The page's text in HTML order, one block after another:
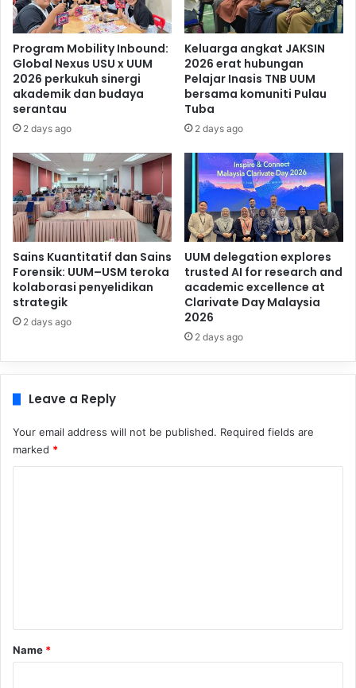
Program Mobility Inbound:
Global Nexus USU x UUM
2026 perkukuh sinergi
akademik dan budaya
serantau
2 days ago
Keluarga angkat JAKSIN
2026 erat hubungan
Pelajar Inasis TNB UUM
bersama komuniti Pulau
Tuba
2 days ago
Sains Kuantitatif dan Sains
Forensik: UUM–USM teroka
kolaborasi penyelidikan
strategik
2 days ago
UUM delegation explores
trusted AI for research and
academic excellence at
Clarivate Day Malaysia
2026
2 days ago
Leave a Reply
Your email address will not be published. Required fields are
marked *
*
Name *